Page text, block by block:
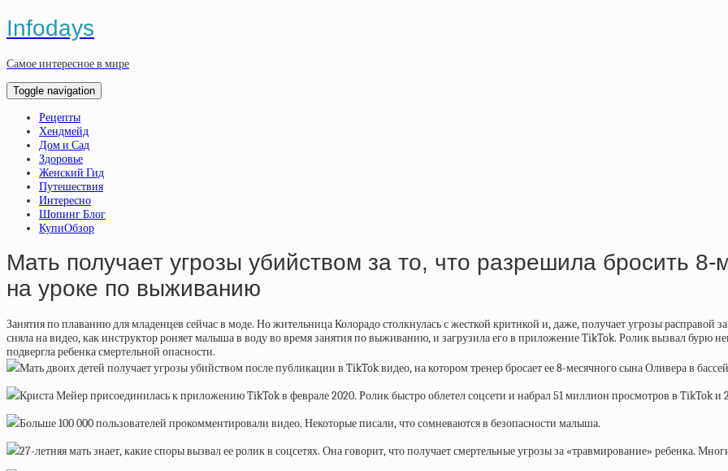
Infodays
Самое интересное в мире
Toggle navigation
Рецепты
Хендмейд
Дом и Сад
Здоровье
Женский Гид
Путешествия
Интересно
Шопинг Блог
КупиОбзор
Мать получает угрозы убийством за то, что разрешила бросить 8-
на уроке по выживанию
Занятия по плаванию для младенцев сейчас в моде. Но жительница Колорадо столкнулась с жесткой критикой и, даже, получает угрозы расправой
сняла на видео, как инструктор роняет малыша в воду во время занятия по выживанию, и загрузила его в приложение TikTok. Ролик вызвал бурю
подвергла ребенка смертельной опасности.
Мать двоих детей получает угрозы убийством после публикации в TikTok видео, на котором тренер бросает ее 8-месячного сына Оливера в
Криста Мейер присоединилась к приложению TikTok в феврале 2020. Ролик быстро облетел соцсети и набрал 51 миллион просмотров в TikTok и
Больше 100 000 пользователей прокомментировали видео. Некоторые писали, что сомневаются в безопасности малыша.
27-летняя мать знает, какие споры вызвал ее ролик в соцсетях. Она говорит, что получает смертельные угрозы за «травмирование» ребенка.